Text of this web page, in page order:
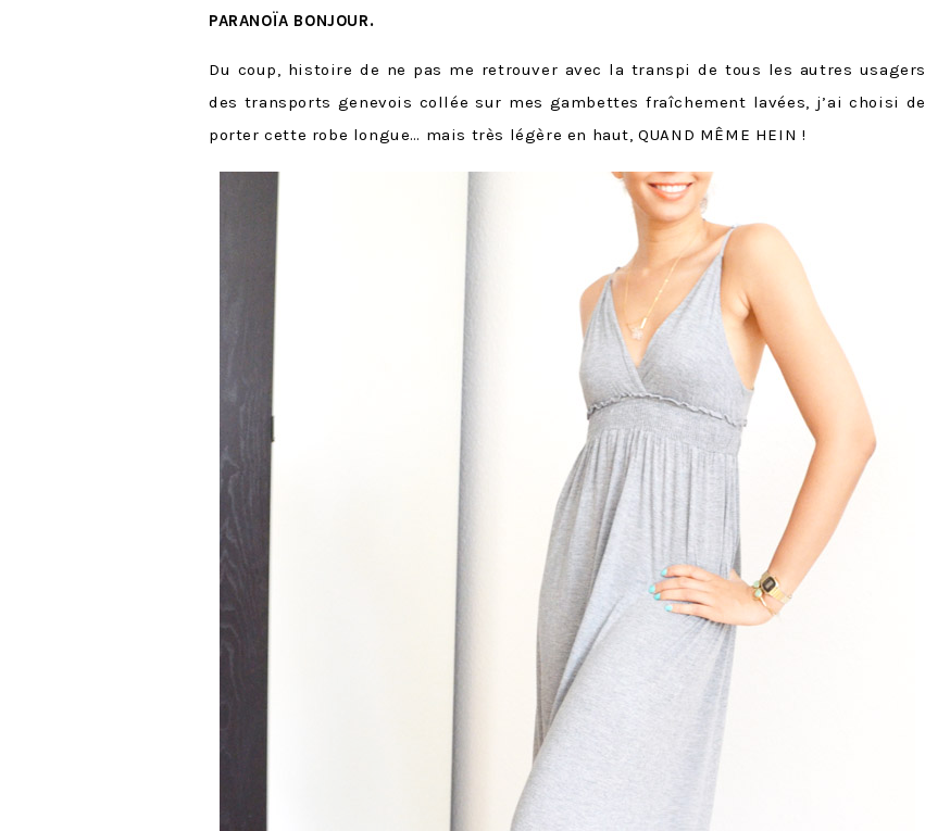
PARANOÏA BONJOUR.
Du coup, histoire de ne pas me retrouver avec la transpi de tous les autres usagers
des transports genevois collée sur mes gambettes fraîchement lavées, j’ai choisi de
porter cette robe longue… mais très légère en haut, QUAND MÊME HEIN !